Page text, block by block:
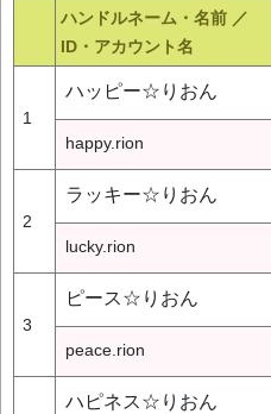
ハンドルネーム・名前 ／
ID・アカウント名
1
ハッピー☆りおん
happy.rion
2
ラッキー☆りおん
lucky.rion
3
ピース☆りおん
peace.rion
ハピネス☆りおん